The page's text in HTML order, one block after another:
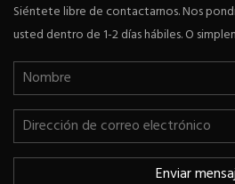
Siéntete libre de contactarnos. Nos
usted dentro de 1-2 días hábiles. O